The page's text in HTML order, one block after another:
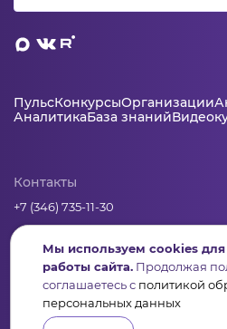
ПульсКонкурсыОрганизации
АналитикаБаза знаний
Контакты
+7 (346) 735-11-30
elkanko@ugranko.ru
Адрес
628011, Россия, Ханты-
г. Ханты-Мансийск, ул. Светлая 36
Мы используем cookies
работы сайта. Продолжая
соглашаетесь с политикой
персональных данных